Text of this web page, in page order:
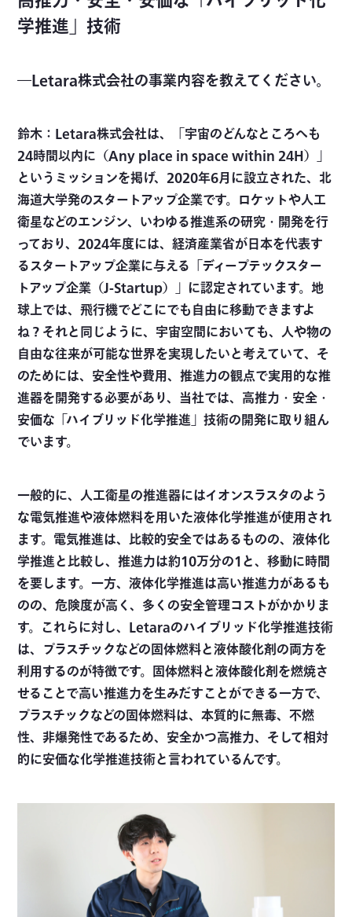
学推進」技術
―Letara株式会社の事業内容を教えてください。
鈴木：Letara株式会社は、「宇宙のどんなところへも
24時間以内に（Any place in space within 24H）」
というミッションを掲げ、2020年6月に設立された、北
海道大学発のスタートアップ企業です。ロケットや人工
衛星などのエンジン、いわゆる推進系の研究・開発を行
っており、2024年度には、経済産業省が日本を代表す
るスタートアップ企業に与える「ディープテックスター
トアップ企業（J-Startup）」に認定されています。地
球上では、飛行機でどこにでも自由に移動できますよ
ね？それと同じように、宇宙空間においても、人や物の
自由な往来が可能な世界を実現したいと考えていて、そ
のためには、安全性や費用、推進力の観点で実用的な推
進器を開発する必要があり、当社では、高推力・安全・
安価な「ハイブリッド化学推進」技術の開発に取り組ん
でいます。
一般的に、人工衛星の推進器にはイオンスラスタのよう
な電気推進や液体燃料を用いた液体化学推進が使用され
ます。電気推進は、比較的安全ではあるものの、液体化
学推進と比較し、推進力は約10万分の1と、移動に時間
を要します。一方、液体化学推進は高い推進力があるも
のの、危険度が高く、多くの安全管理コストがかかりま
す。これらに対し、Letaraのハイブリッド化学推進技術
は、プラスチックなどの固体燃料と液体酸化剤の両方を
利用するのが特徴です。固体燃料と液体酸化剤を燃焼さ
せることで高い推進力を生みだすことができる一方で、
プラスチックなどの固体燃料は、本質的に無毒、不燃
性、非爆発性であるため、安全かつ高推力、そして相対
的に安価な化学推進技術と言われているんです。